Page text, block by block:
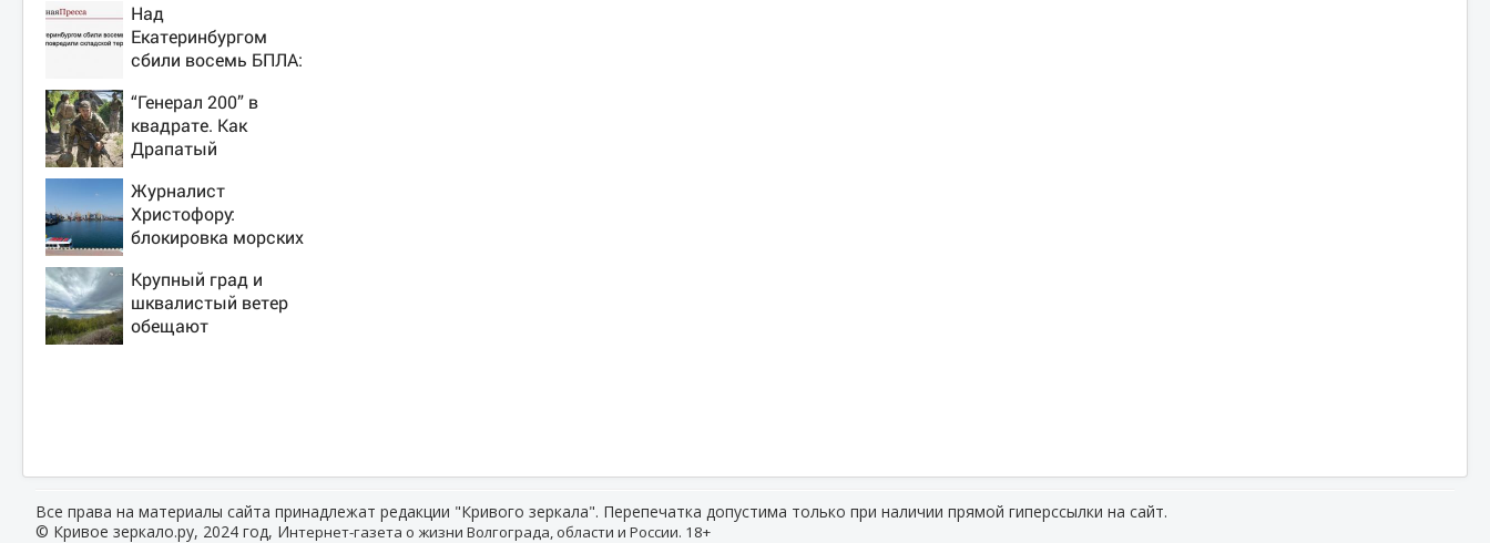
Над
Екатеринбургом
сбили восемь БПЛА:
сотрудников
Wildberries
“Генерал 200” в
квадрате. Как
Драпатый
Сырского
Журналист
Христофору:
блокировка морских
катастрофа для
Украины
Крупный град и
шквалистый ветер
обещают
Все права на материалы сайта принадлежат редакции "Кривого зеркала". Перепечатка допустима только при наличии прямой гиперссылки на сайт.
© Кривое зеркало.ру, 2024 год, Интернет-газета о жизни Волгограда, области и России. 18+